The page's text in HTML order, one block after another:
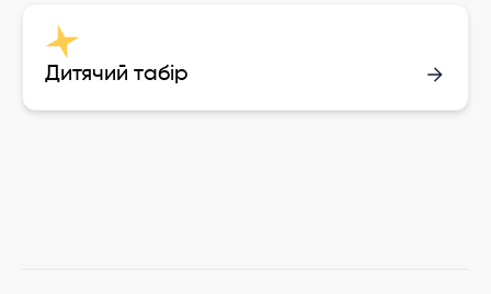
Дитячий табір